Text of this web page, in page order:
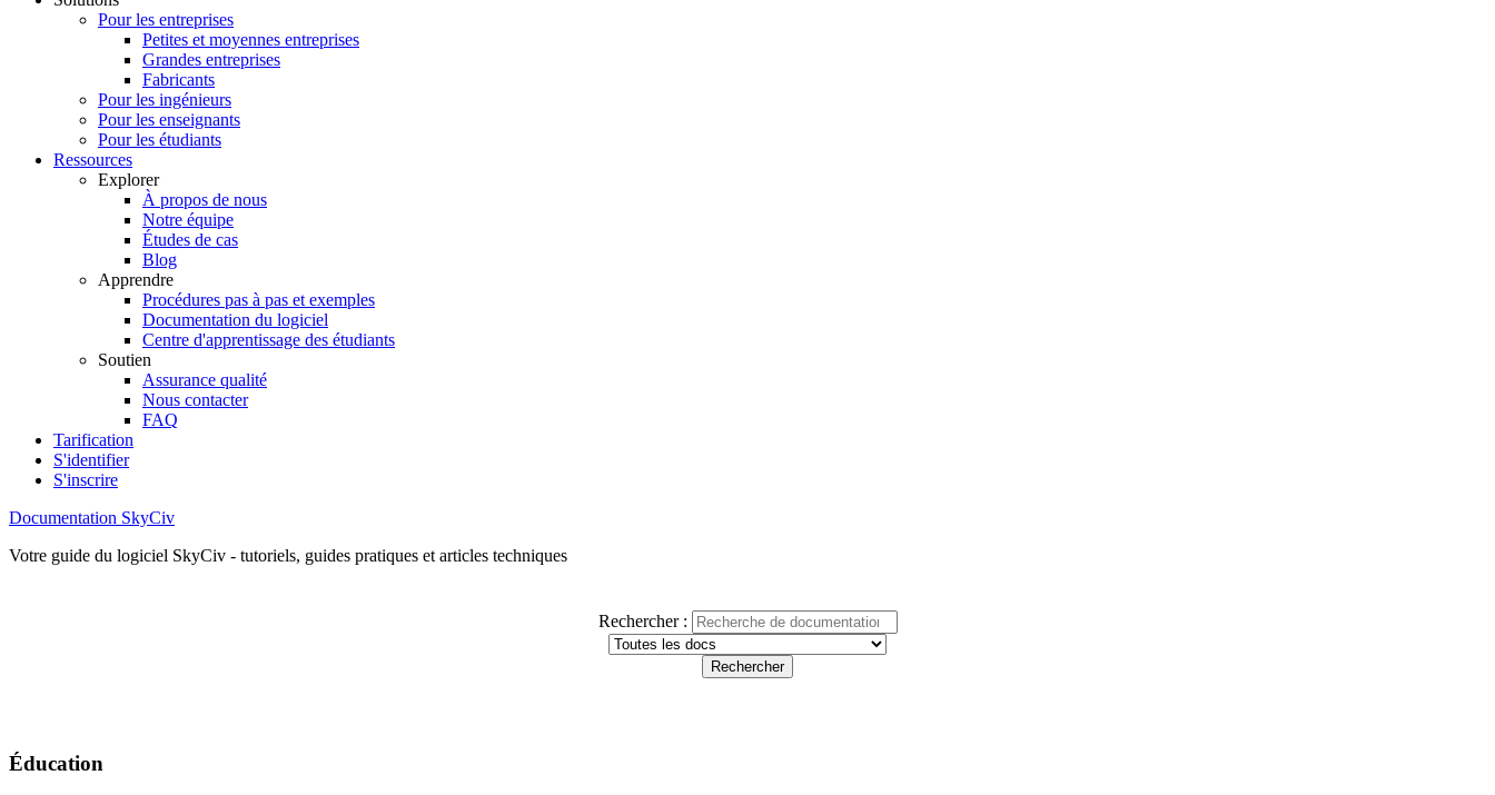
Pour les entreprises
Petites et moyennes entreprises
Grandes entreprises
Fabricants
Pour les ingénieurs
Pour les enseignants
Pour les étudiants
Ressources
Explorer
À propos de nous
Notre équipe
Études de cas
Blog
Apprendre
Procédures pas à pas et exemples
Documentation du logiciel
Centre d'apprentissage des étudiants
Soutien
Assurance qualité
Nous contacter
FAQ
Tarification
S'identifier
S'inscrire
Documentation SkyCiv
Votre guide du logiciel SkyCiv - tutoriels, guides pratiques et articles techniques
Rechercher :
Éducation